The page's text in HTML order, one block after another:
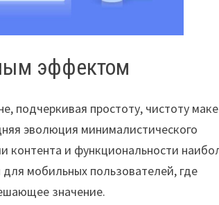
эффектом
подчеркивая простоту, чистоту
эволюция минималистического
контента и функциональности
мобильных пользователей, где
значение.